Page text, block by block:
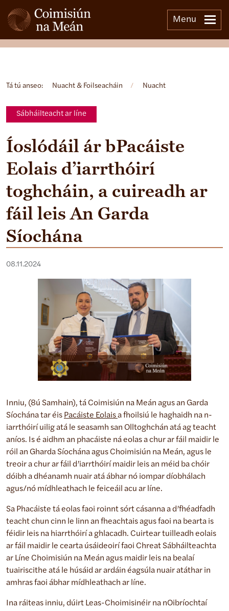
Menu
Tá tú anseo: Nuacht & Foilseacháin / Nuacht
Sábháilteacht ar líne
Íoslódáil ár bPacáiste
Eolais d’iarrthóirí
toghcháin, a cuireadh ar
fáil leis An Garda
Síochána
08.11.2024
Inniu, (8ú Samhain), tá Coimisiún na Meán agus an Garda
Síochána tar éis Pacáiste Eolaisa fhoilsiú le haghaidh na n-
iarrthóirí uilig atá le seasamh san Olltoghchán atá ag teacht
aníos. Is é aidhm an phacáiste ná eolas a chur ar fáil maidir le
róil an Gharda Síochána agus Choimisiún na Meán, agus le
treoir a chur ar fáil d’iarrthóirí maidir leis an méid ba chóir
dóibh a dhéanamh nuair atá ábhar nó iompar díobhálach
agus/nó mídhleathach le feiceáil acu ar líne.
Sa Phacáiste tá eolas faoi roinnt sórt cásanna a d’fhéadfadh
teacht chun cinn le linn an fheachtais agus faoi na bearta is
féidir leis na hiarrthóirí a ghlacadh. Cuirtear tuilleadh eolais
ar fáil maidir le cearta úsáideoirí faoi Chreat Sábháilteachta
ar Líne Choimisiún na Meán agus maidir leis na bealaí
tuairiscithe atá le húsáid ar ardáin éagsúla nuair atáthar in
amhras faoi ábhar mídhleathach ar líne.
Ina ráiteas inniu, dúirt Leas-Choimisinéir na nOibríochtaí
Open side menu